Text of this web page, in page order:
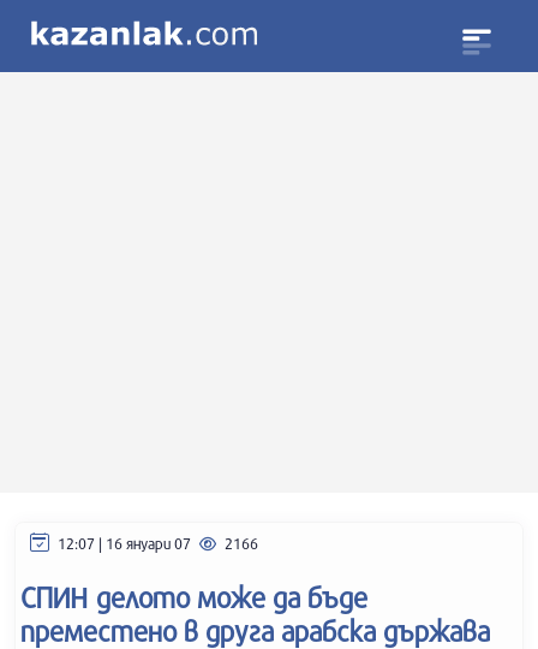
12:07 | 16 януари 07 2166
СПИН делото може да бъде
преместено в друга арабска държава